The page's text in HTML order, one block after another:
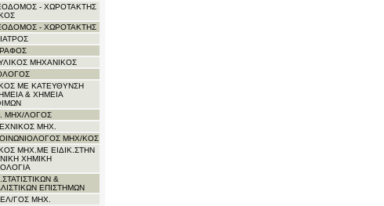
- ΧΩΡΟΤΑΚΤΗΣ
- ΧΩΡΟΤΑΚΤΗΣ
ΜΗΧΑΝΙΚΟΣ
ΜΕ ΚΑΤΕΥΘΥΝΣΗ
& ΧΗΜΕΙΑ
ΜΗΧ/ΛΟΓΟΣ
ΜΗΧ.
ΜΗΧ/ΚΟΣ
ΜΗΧ.ΜΕ ΕΙΔΙΚ.ΣΤΗΝ
ΧΗΜΙΚΗ
&
ΕΠΙΣΤΗΜΩΝ
ΓΟΣ ΜΗΧ.